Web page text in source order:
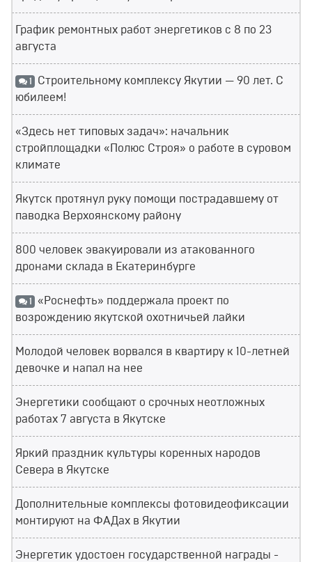
График ремонтных работ энергетиков с 8 по 23
августа
1 Строительному комплексу Якутии — 90 лет. С
юбилеем!
«Здесь нет типовых задач»: начальник
стройплощадки «Полюс Строя» о работе в суровом
климате
Якутск протянул руку помощи пострадавшему от
паводка Верхоянскому району
800 человек эвакуировали из атакованного
дронами склада в Екатеринбурге
1 «Роснефть» поддержала проект по
возрождению якутской охотничьей лайки
Молодой человек ворвался в квартиру к 10-летней
девочке и напал на нее
Энергетики сообщают о срочных неотложных
работах 7 августа в Якутске
Яркий праздник культуры коренных народов
Севера в Якутске
Дополнительные комплексы фотовидеофиксации
монтируют на ФАДах в Якутии
Энергетик удостоен государственной награды -